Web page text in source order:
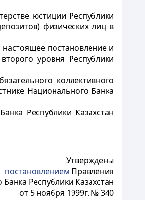
юстиции Республики
физических лиц в
настоящее постановление и
уровня Республики
коллективного
Национального Банка
Республики Казахстан
Утверждены
постановлением Правления
Республики Казахстан
от 5 ноября 1999г. № 340